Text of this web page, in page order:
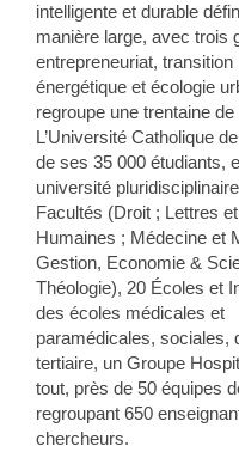
intelligente et durable
manière large, avec trois
entrepreneuriat, transition
énergétique et écologie
regroupe une trentaine
L’Université Catholique
de ses 35 000 étudiants,
université
Facultés (Droit ; Lettres
Humaines ; Médecine et
Gestion, Economie &
Théologie), 20 Écoles et
des écoles médicales et
paramédicales, sociales,
tertiaire, un Groupe
tout, près de 50 équipes
regroupant 650
chercheurs.